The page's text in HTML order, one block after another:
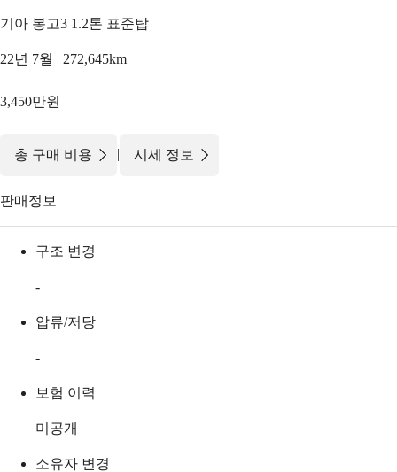
기아 봉고3 1.2톤 표준탑
22년 7월 | 272,645km
3,450만원
총 구매 비용 | 시세 정보
판매정보
구조 변경
-
압류/저당
-
보험 이력
미공개
소유자 변경